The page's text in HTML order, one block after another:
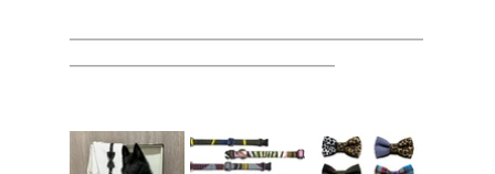
────────────────────
───────────────